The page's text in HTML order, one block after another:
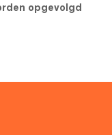
opgevolgd